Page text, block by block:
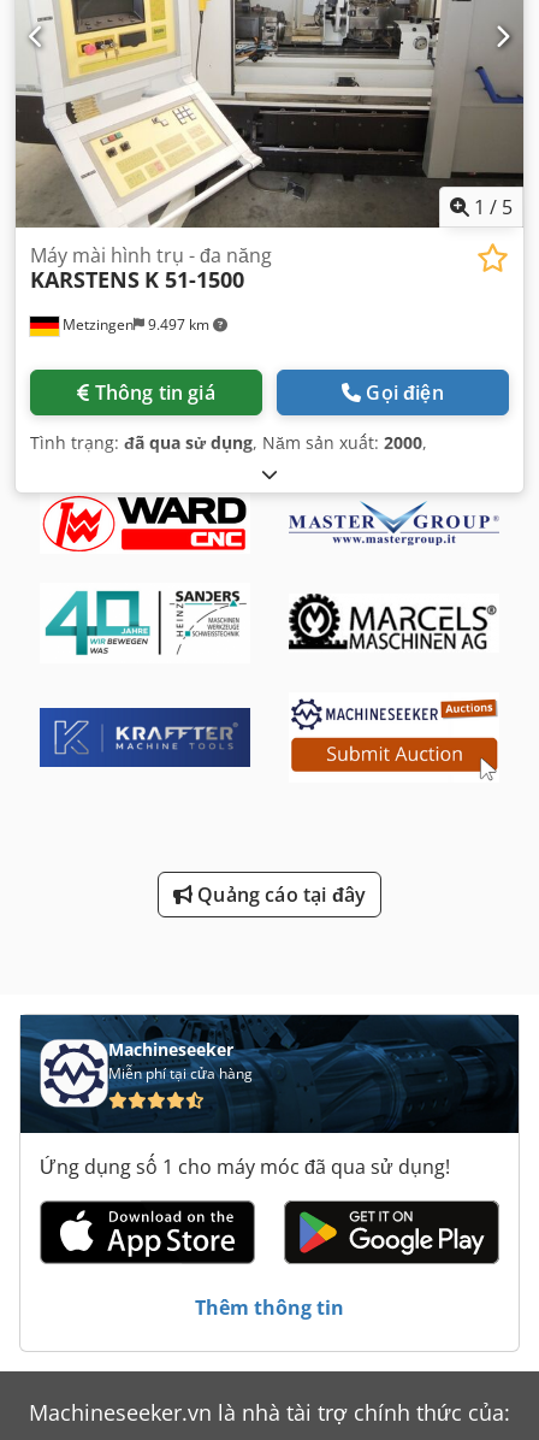
1 / 5
Metzingen 9.497 km
Máy mài hình trụ - đa năng
KARSTENS K 51-1500
Thông tin giá Gọi điện
Tình trạng: đã qua sử dụng, Năm sản xuất: 2000,
Quảng cáo tại đây
Machineseeker
Miễn phí tại cửa hàng
Ứng dụng số 1 cho máy móc đã qua sử dụng!
Thêm thông tin
Machineseeker.vn là nhà tài trợ chính thức của: